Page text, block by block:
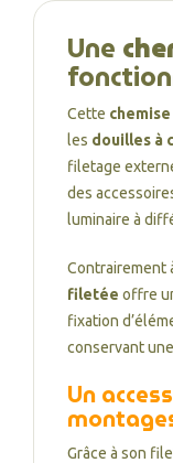
Une
Cette
les douilles à
filetage
des
luminaire à
Contrairement
filetée offre
fixation
conservant
Un
Grâce à son